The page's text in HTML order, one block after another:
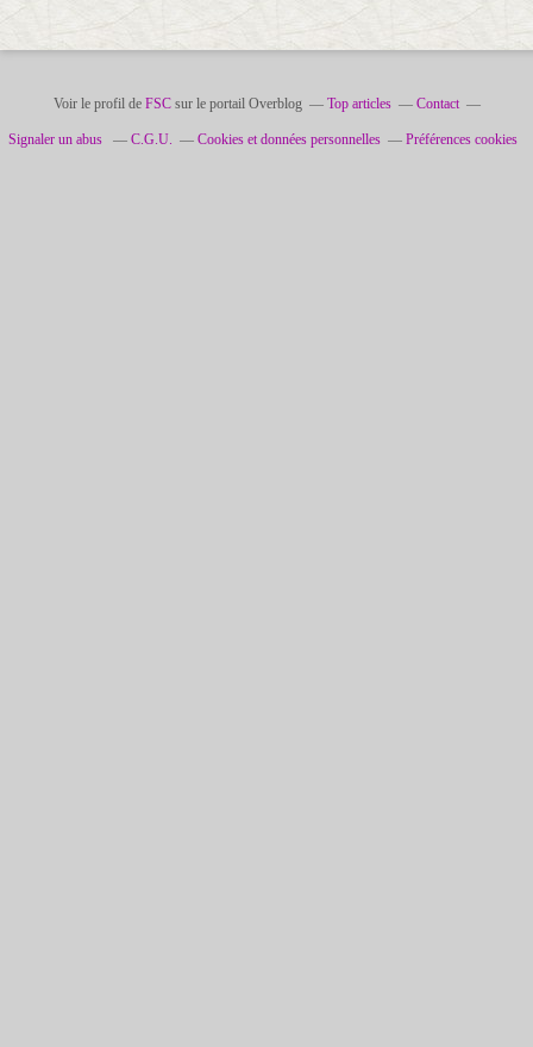
Voir le profil de FSCsur le portail Overblog Top articles Contact
Signaler un abus C.G.U. Cookies et données personnelles Préférences cookies